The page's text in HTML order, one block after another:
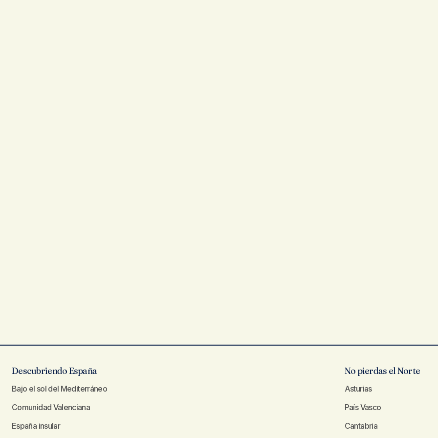
Descubriendo España
Bajo el sol del Mediterráneo
Comunidad Valenciana
España insular
No pierdas el Norte
Asturias
País Vasco
Cantabria